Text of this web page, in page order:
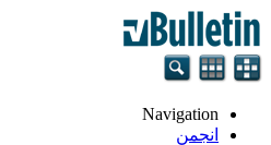
Navigation
انجمن